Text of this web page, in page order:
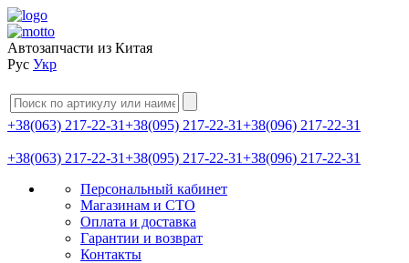
Автозапчасти из Китая
Рус Укр
+38(063) 217-22-31+38(095) 217-22-31+38(096) 217-22-31
+38(063) 217-22-31+38(095) 217-22-31+38(096) 217-22-31
Персональный кабинет
Магазинам и СТО
Оплата и доставка
Гарантии и возврат
Контакты